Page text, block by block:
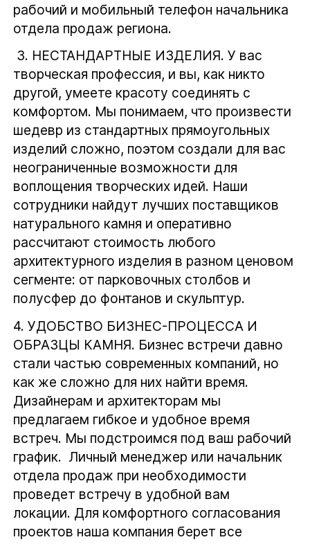
рабочий и мобильный телефон начальника
отдела продаж региона.
3. НЕСТАНДАРТНЫЕ ИЗДЕЛИЯ. У вас
творческая профессия, и вы, как никто
другой, умеете красоту соединять с
комфортом. Мы понимаем, что произвести
шедевр из стандартных прямоугольных
изделий сложно, поэтом создали для вас
неограниченные возможности для
воплощения творческих идей. Наши
сотрудники найдут лучших поставщиков
натурального камня и оперативно
рассчитают стоимость любого
архитектурного изделия в разном ценовом
сегменте: от парковочных столбов и
полусфер до фонтанов и скульптур.
4.УДОБСТВО БИЗНЕС-ПРОЦЕССА И
ОБРАЗЦЫ КАМНЯ. Бизнес встречи давно
стали частью современных компаний, но
как же сложно для них найти время.
Дизайнерам и архитекторам мы
предлагаем гибкое и удобное время
встреч. Мы подстроимся под ваш рабочий
график. Личный менеджер или начальник
отдела продаж при необходимости
проведет встречу в удобной вам
локации. Для комфортного согласования
проектов наша компания берет все